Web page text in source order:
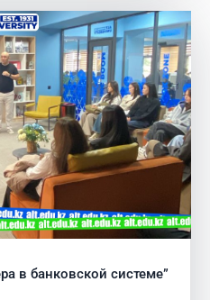
в банковской системе”